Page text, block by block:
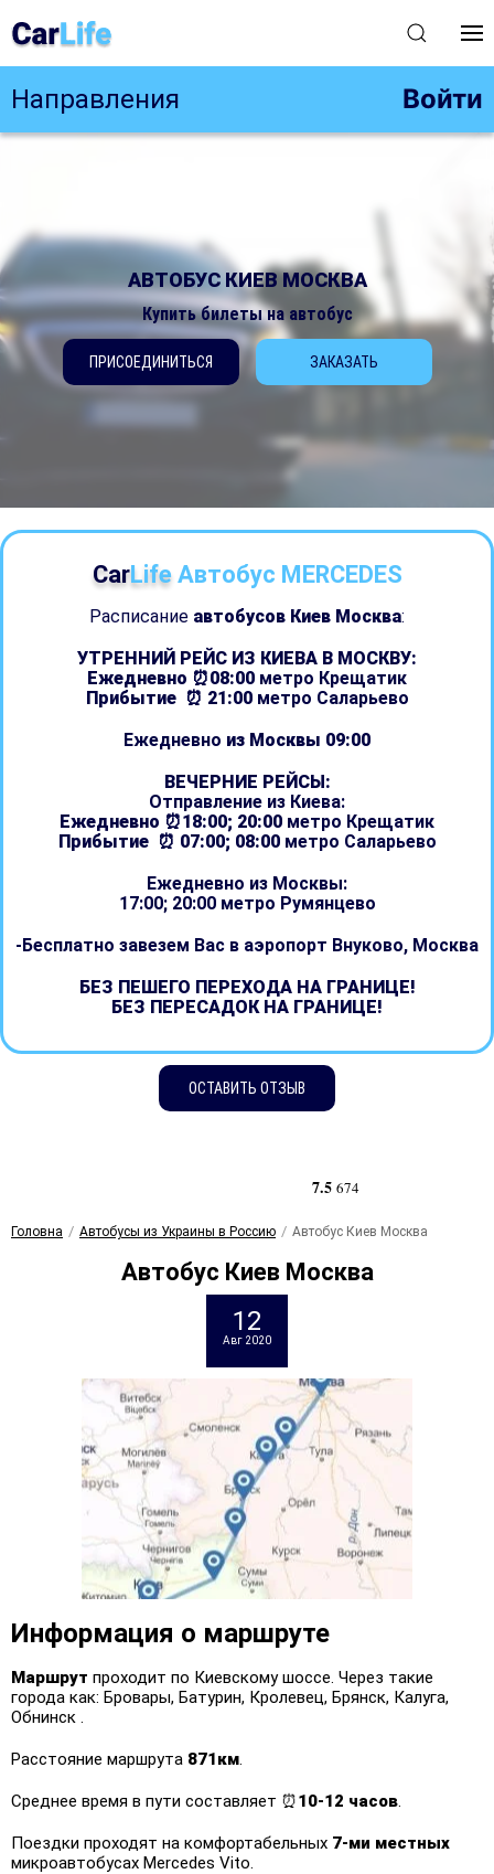
Направления Войти
АВТОБУС КИЕВ МОСКВА
Купить билеты на автобус
ПРИСОЕДИНИТЬСЯ ЗАКАЗАТЬ
CarLifeАвтобус MERCEDES
Расписание автобусов Киев Москва:
УТРЕННИЙ РЕЙС ИЗ КИЕВА В МОСКВУ:
Ежедневно ⏰08:00 метро Крещатик
Прибытие ⏰ 21:00метро Саларьево
Ежедневно из Москвы 09:00
ВЕЧЕРНИЕ РЕЙСЫ:
Отправление из Киева:
Ежедневно ⏰18:00; 20:00 метро Крещатик
Прибытие ⏰ 07:00; 08:00метро Саларьево
Ежедневно из Москвы:
17:00; 20:00 метро Румянцево
-Бесплатно завезем Вас в аэропорт Внуково, Москва
БЕЗ ПЕШЕГО ПЕРЕХОДА НА ГРАНИЦЕ!
БЕЗ ПЕРЕСАДОК НА ГРАНИЦЕ!
ОСТАВИТЬ ОТЗЫВ
7.5 674
Головна Автобусы из Украины в Россию Автобус Киев Москва
Автобус Киев Москва
12
Авг 2020
Информация о маршруте
Маршрут проходит по Киевскому шоссе. Через такие
города как: Бровары, Батурин, Кролевец, Брянск, Калуга,
Обнинск .
Расстояние маршрута 871км.
Среднее время в пути составляет ⏰10-12 часов.
Поездки проходят на комфортабельных 7-ми местных
микроавтобусах Mercedes Vito.